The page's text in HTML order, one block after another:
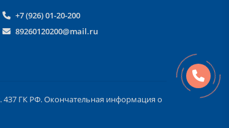
+7 (926) 01-20-200
89260120200@mail.ru
437 ГК РФ. Окончательная информация о